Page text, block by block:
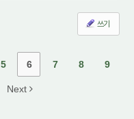
쓰기
5 6 7 8 9
Next